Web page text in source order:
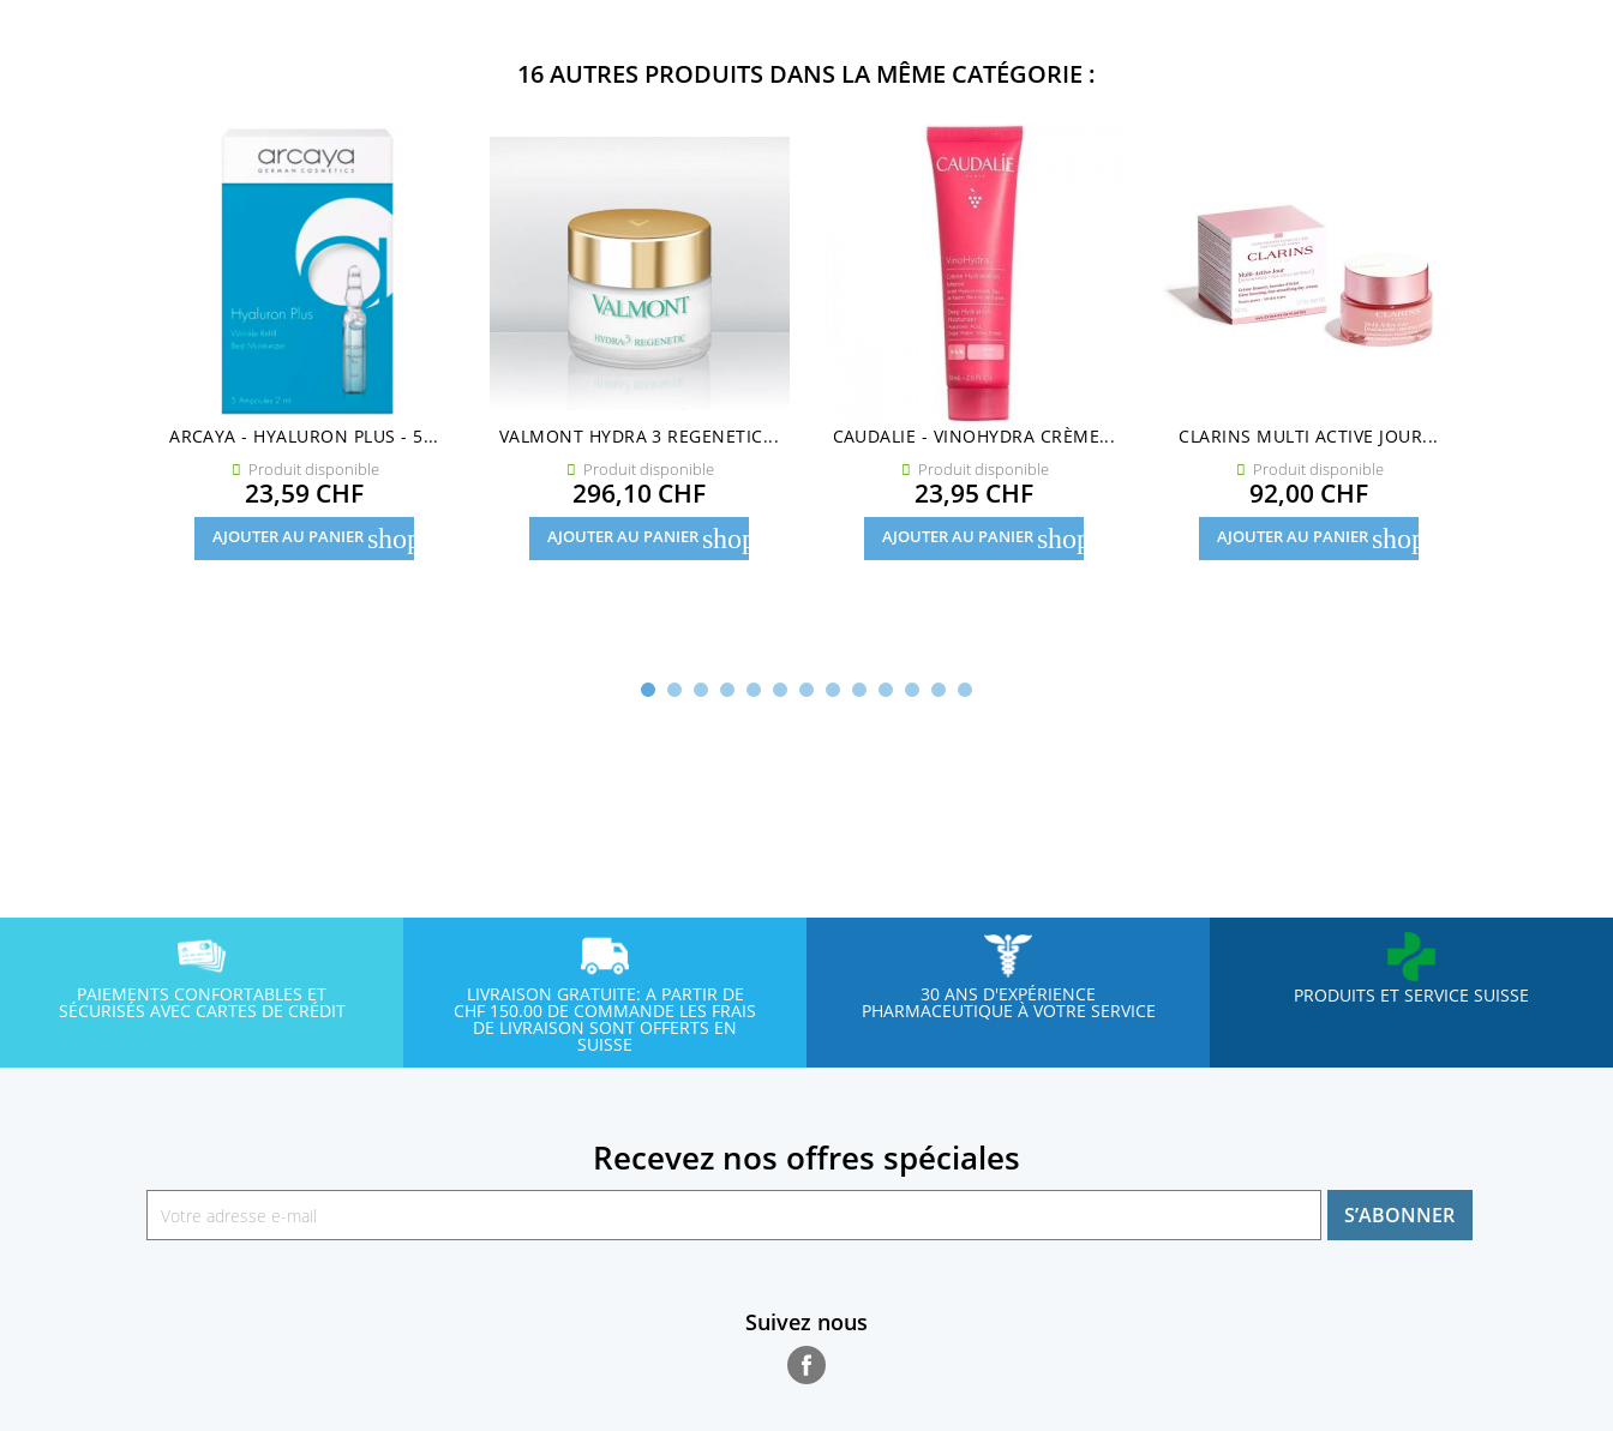
16 AUTRES PRODUITS DANS LA MÊME CATÉGORIE :
ARCAYA - HYALURON PLUS - 5...
 Produit disponible
Prix
23,59 CHF
AJOUTER AU PANIER shopping_cart
VALMONT HYDRA 3 REGENETIC...
 Produit disponible
Prix
296,10 CHF
AJOUTER AU PANIER shopping_cart
CAUDALIE - VINOHYDRA CRÈME...
 Produit disponible
Prix
23,95 CHF
AJOUTER AU PANIER shopping_cart
CLARINS MULTI ACTIVE JOUR...
 Produit disponible
Prix
92,00 CHF
AJOUTER AU PANIER shopping_cart
PAIEMENTS CONFORTABLES ET
SÉCURISÉS AVEC CARTES DE CRÉDIT
LIVRAISON GRATUITE: A PARTIR DE
CHF 150.00 DE COMMANDE LES FRAIS
DE LIVRAISON SONT OFFERTS EN
SUISSE
30 ANS D'EXPÉRIENCE
PHARMACEUTIQUE À VOTRE SERVICE
PRODUITS ET SERVICE SUISSE
Recevez nos offres spéciales
Suivez nous